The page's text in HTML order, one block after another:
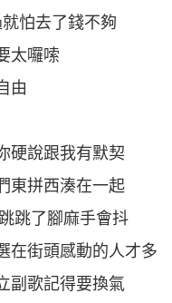
怕去了錢不夠
太囉嗦
由
硬說跟我有默契
東拼西湊在一起
跳了腳麻手會抖
在街頭感動的人才多
副歌記得要換氣